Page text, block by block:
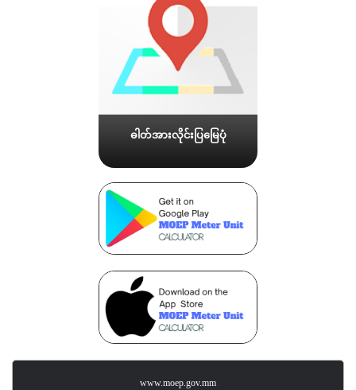
ဓါတ်အားလိုင်းပြမြေပုံ
www.moep.gov.mm